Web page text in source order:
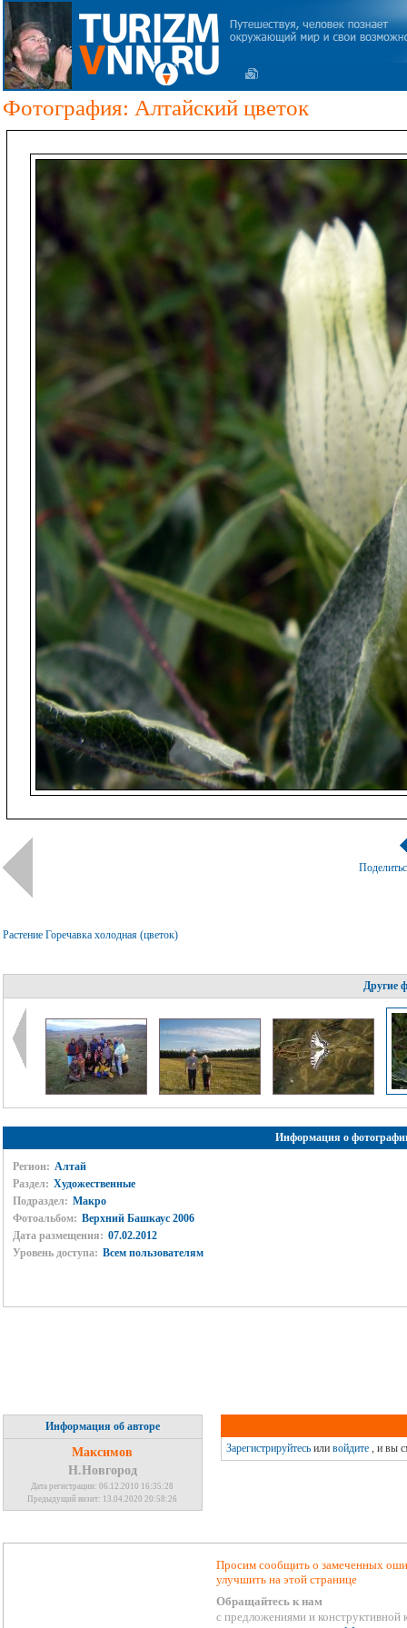
Фотография: Алтайский цветок
Растение Горечавка холодная (цветок)
Другие
Информация о
Регион: Алтай
Раздел: Художественные
Подраздел: Макро
Фотоальбом: Верхний Башкаус 2006
Дата размещения: 07.02.2012
Уровень доступа: Всем пользователям
Информация об авторе
Максимов
Н.Новгород
Дата регистрации: 06.12.2010 16:35:28
Предыдущий визит: 13.04.2020 20:58:26
Зарегистрируйтесьили войдите, и вы
Просим сообщить о замеченных
улучшить на этой странице
Обращайтесь к нам
с предложениями и конструктивной